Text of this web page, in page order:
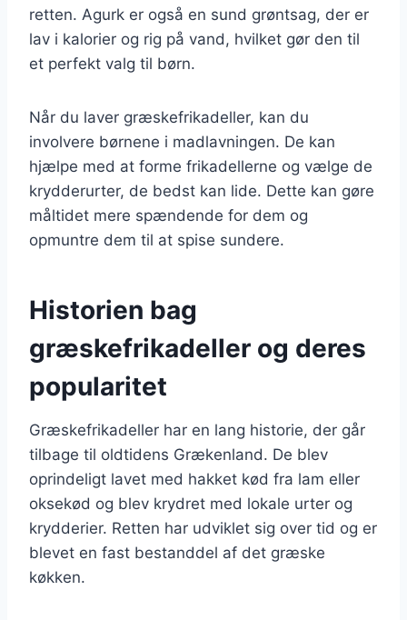
retten. Agurk er også en sund grøntsag, der er
lav i kalorier og rig på vand, hvilket gør den til
et perfekt valg til børn.
Når du laver græskefrikadeller, kan du
involvere børnene i madlavningen. De kan
hjælpe med at forme frikadellerne og vælge de
krydderurter, de bedst kan lide. Dette kan gøre
måltidet mere spændende for dem og
opmuntre dem til at spise sundere.
Historien bag
græskefrikadeller og deres
popularitet
Græskefrikadeller har en lang historie, der går
tilbage til oldtidens Grækenland. De blev
oprindeligt lavet med hakket kød fra lam eller
oksekød og blev krydret med lokale urter og
krydderier. Retten har udviklet sig over tid og er
blevet en fast bestanddel af det græske
køkken.